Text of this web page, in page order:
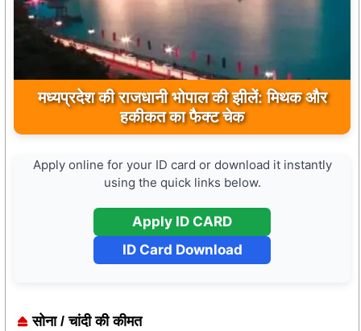
मुख्यमंत्री डॉ. मोहन यादव ने मऊगंज के बहुती जलप्रपात
का अवलोकन कर पर्यटन विकास की दिशा में उठाया कदम
Apply online for your ID card or download it instantly
using the quick links below.
Apply ID CARD
ID Card Download
सोना / चांदी की कीमत